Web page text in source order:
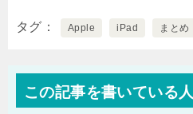
タグ Apple iPad まとめ
この記事を書いている人